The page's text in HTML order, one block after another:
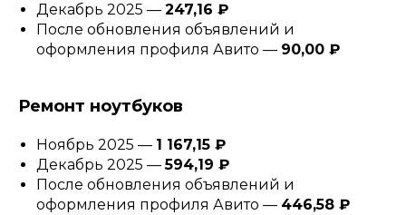
Декабрь 2025 — 247,16 ₽
После обновления объявлений и
оформления профиля Авито — 90,00 ₽
Ремонт ноутбуков
Ноябрь 2025 — 1 167,15 ₽
Декабрь 2025 —594,19 ₽
После обновления объявлений и
оформления профиля Авито — 446,58 ₽